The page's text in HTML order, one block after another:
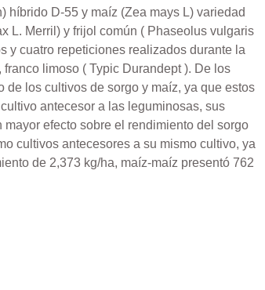
híbrido D-55 y maíz (Zea mays L) variedad
L. Merril) y frijol común ( Phaseolus vulgaris
y cuatro repeticiones realizados durante la
limoso ( Typic Durandept ). De los
los cultivos de sorgo y maíz, ya que estos
antecesor a las leguminosas, sus
efecto sobre el rendimiento del sorgo
cultivos antecesores a su mismo cultivo, ya
de 2,373 kg/ha, maíz-maíz presentó 762